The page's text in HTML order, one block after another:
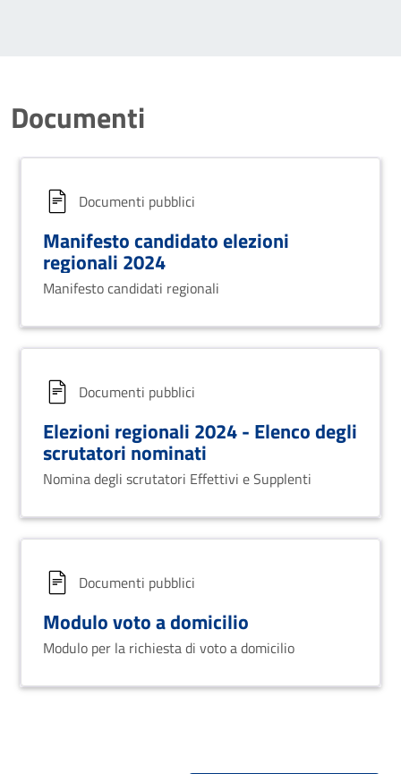
Documenti
Documenti pubblici
Manifesto candidato elezioni
regionali 2024
Manifesto candidati regionali
Documenti pubblici
Elezioni regionali 2024 - Elenco degli
scrutatori nominati
Nomina degli scrutatori Effettivi e Supplenti
Documenti pubblici
Modulo voto a domicilio
Modulo per la richiesta di voto a domicilio